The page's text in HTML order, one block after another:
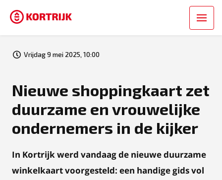
Vrijdag 9 mei 2025, 10:00
Nieuwe shoppingkaart zet
duurzame en vrouwelijke
ondernemers in de kijker
In Kortrijk werd vandaag de nieuwe duurzame
winkelkaart voorgesteld: een handige gids vol